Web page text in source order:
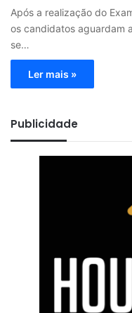
Após a realização do
os candidatos aguardam
se…
Ler mais »
Publicidade